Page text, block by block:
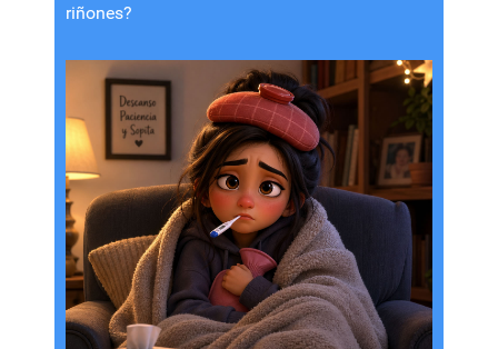
riñones?